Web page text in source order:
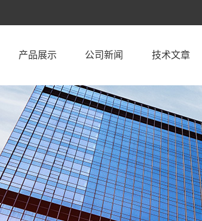
产品展示 公司新闻 技术文章